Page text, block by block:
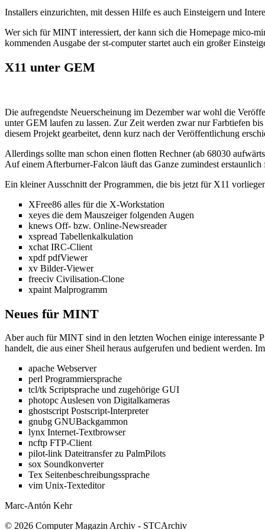
Installers einzurichten, mit dessen Hilfe es auch Einsteigern und
Wer sich für MINT interessiert, der kann sich die Homepage mico-
kommenden Ausgabe der st-computer startet auch ein großer
X11 unter GEM
Die aufregendste Neuerscheinung im Dezember war wohl die
unter GEM laufen zu lassen. Zur Zeit werden zwar nur Farbtiefen
diesem Projekt gearbeitet, denn kurz nach der Veröffentlichung
Allerdings sollte man schon einen flotten Rechner (ab 68030
Auf einem Afterburner-Falcon läuft das Ganze zumindest erstaunlich
Ein kleiner Ausschnitt der Programmen, die bis jetzt für X11
XFree86 alles für die X-Workstation
xeyes die dem Mauszeiger folgenden Augen
knews Off- bzw. Online-Newsreader
xspread Tabellenkalkulation
xchat IRC-Client
xpdf pdfViewer
xv Bilder-Viewer
freeciv Civilisation-Clone
xpaint Malprogramm
Neues für MINT
Aber auch für MINT sind in den letzten Wochen einige interessante
handelt, die aus einer Sheil heraus aufgerufen und bedient werden.
apache Webserver
perl Programmiersprache
tcl/tk Scriptsprache und zugehörige GUI
photopc Auslesen von Digitalkameras
ghostscript Postscript-Interpreter
gnubg GNUBackgammon
lynx Internet-Textbrowser
ncftp FTP-Client
pilot-link Dateitransfer zu PalmPilots
sox Soundkonverter
Tex Seitenbeschreibungssprache
vim Unix-Texteditor
Marc-Antón Kehr
© 2026 Computer Magazin Archiv - STCArchiv